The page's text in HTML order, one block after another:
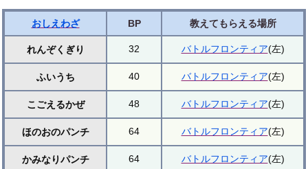
おしえわざ BP 教えてもらえる場所
れんぞくぎり 32 バトルフロンティア(左)
ふいうち 40 バトルフロンティア(左)
こごえるかぜ 48 バトルフロンティア(左)
ほのおのパンチ 64 バトルフロンティア(左)
かみなりパンチ 64 バトルフロンティア(左)